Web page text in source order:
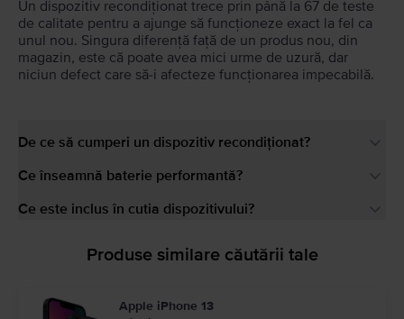
Un dispozitiv recondiționat trece prin până la 67 de teste
de calitate pentru a ajunge să funcționeze exact la fel ca
unul nou. Singura diferență față de un produs nou, din
magazin, este că poate avea mici urme de uzură, dar
niciun defect care să-i afecteze funcționarea impecabilă.
De ce să cumperi un dispozitiv recondiționat?
Ce înseamnă baterie performantă?
Ce este inclus în cutia dispozitivului?
Produse similare căutării tale
Apple iPhone 13